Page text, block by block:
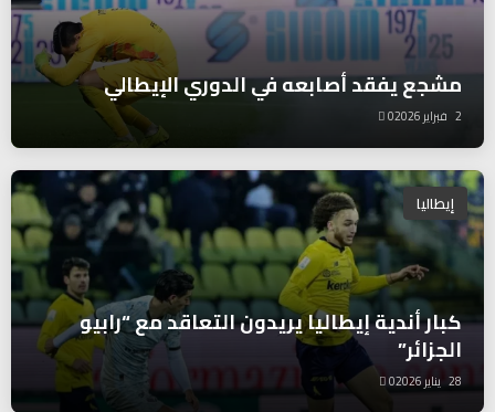
مشجع يفقد أصابعه في الدوري الإيطالي
2 فبراير 2026 0
إيطاليا
كبار أندية إيطاليا يريدون التعاقد مع “رابيو
الجزائر”
28 يناير 2026 0